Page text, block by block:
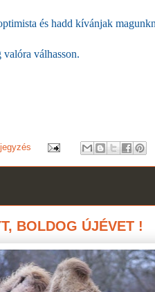
és hadd kívánjak
válhasson.
BOLDOG ÚJÉVET !